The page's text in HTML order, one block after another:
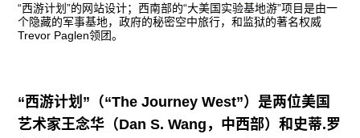
关注我们
“西游计划”的网站设计；西南部的“大美国实验基地游”项目是由一
个隐藏的军事基地，政府的秘密空中旅行，和监狱的著名权威
Trevor Paglen领团。
“西游计划”（“The Journey West”）是两位美国
艺术家王念华（Dan S. Wang，中西部）和史蒂.罗